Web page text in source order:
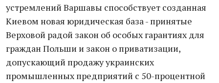
устремлений Варшавы способствует созданная
Киевом новая юридическая база - принятые
Верховой радой закон об особых гарантиях для
граждан Польши и закон о приватизации,
допускающий продажу украинских
промышленных предприятий с 50-процентной